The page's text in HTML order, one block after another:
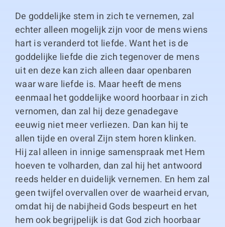
De goddelijke stem in zich te vernemen, zal
echter alleen mogelijk zijn voor de mens wiens
hart is veranderd tot liefde. Want het is de
goddelijke liefde die zich tegenover de mens
uit en deze kan zich alleen daar openbaren
waar ware liefde is. Maar heeft de mens
eenmaal het goddelijke woord hoorbaar in zich
vernomen, dan zal hij deze genadegave
eeuwig niet meer verliezen. Dan kan hij te
allen tijde en overal Zijn stem horen klinken.
Hij zal alleen in innige samenspraak met Hem
hoeven te volharden, dan zal hij het antwoord
reeds helder en duidelijk vernemen. En hem zal
geen twijfel overvallen over de waarheid ervan,
omdat hij de nabijheid Gods bespeurt en het
hem ook begrijpelijk is dat God zich hoorbaar